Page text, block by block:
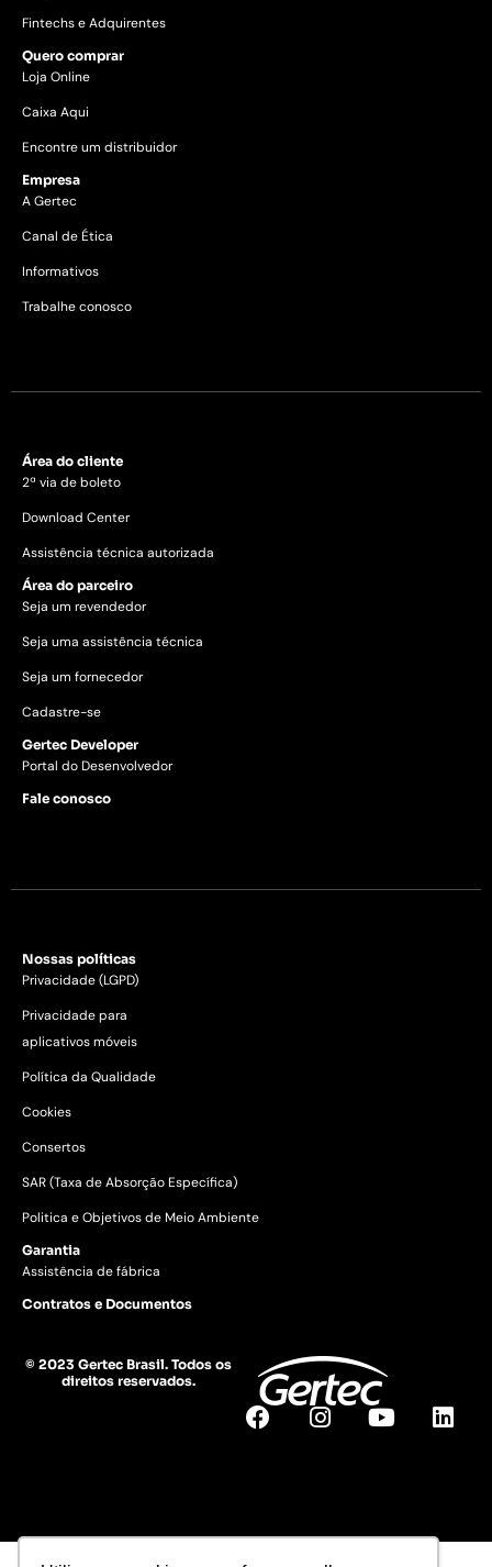
Fintechs e Adquirentes
Quero comprar
Loja Online
Caixa Aqui
Encontre um distribuidor
Empresa
A Gertec
Canal de Ética
Informativos
Trabalhe conosco
Área do cliente
2ª via de boleto
Download Center
Assistência técnica autorizada
Área do parceiro
Seja um revendedor
Seja uma assistência técnica
Seja um fornecedor
Cadastre-se
Gertec Developer
Portal do Desenvolvedor
Fale conosco
Nossas políticas
Privacidade (LGPD)
Privacidade para
aplicativos móveis
Política da Qualidade
Cookies
Consertos
SAR (Taxa de Absorção Específica)
Politica e Objetivos de Meio Ambiente
Garantia
Assistência de fábrica
Contratos e Documentos
© 2023 Gertec Brasil. Todos os
direitos reservados.